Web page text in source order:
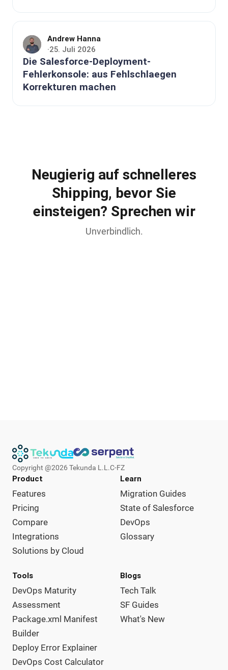
Andrew Hanna
·25. Juli 2026
Die Salesforce-Deployment-
Fehlerkonsole: aus Fehlschlaegen
Korrekturen machen
Neugierig auf schnelleres
Shipping, bevor Sie
einsteigen? Sprechen wir
Unverbindlich.
Copyright @2026 Tekunda L.L.C-FZ
Product
Features
Pricing
Compare
Integrations
Solutions by Cloud
Learn
Migration Guides
State of Salesforce
DevOps
Glossary
Tools
DevOps Maturity
Assessment
Package.xml Manifest
Builder
Deploy Error Explainer
DevOps Cost Calculator
Blogs
Tech Talk
SF Guides
What's New